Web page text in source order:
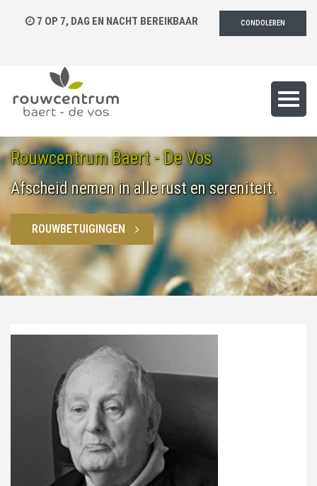
7 OP 7, DAG EN NACHT BEREIKBAAR CONDOLEREN
Rouwcentrum Baert - De Vos
Afscheid nemen in alle rust en sereniteit.
ROUWBETUIGINGEN